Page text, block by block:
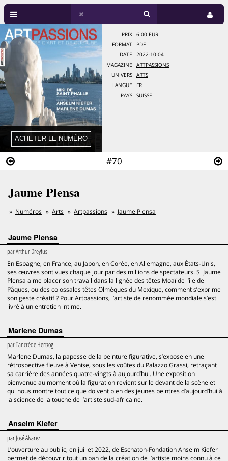
#70
PRIX
6.00 EUR
FORMAT
PDF
DATE
2022-10-04
MAGAZINE
ARTPASSIONS
UNIVERS
ARTS
LANGUE
FR
PAYS
SUISSE
Jaume Plensa
Numéros Arts Artpassions Jaume Plensa
Jaume Plensa
parArthur Dreyfus
En Espagne, en France, au Japon, en Corée, en Allemagne, aux États-Unis,
ses œuvres sont vues chaque jour par des millions de spectateurs. Si Jaume
Plensa aime placer son travail dans la lignée des têtes Moaï de l’île de
Pâques, ou des colossales têtes Olmèques du Mexique, comment s’exprime
son geste créatif ? Pour Artpassions, l’artiste de renommée mondiale s’est
livré à un entretien intime.
Marlene Dumas
parTancrède Hertzog
Marlene Dumas, la papesse de la peinture figurative, s’expose en une
rétrospective fleuve à Venise, sous les voûtes du Palazzo Grassi, retraçant
sa carrière des années quatre-vingts à aujourd’hui. Une exposition
bienvenue au moment où la figuration revient sur le devant de la scène et
qui nous montre tout ce que doivent bien des jeunes peintres d’aujourd’hui à
la science de la touche de l’artiste sud-africaine.
Anselm Kiefer
parJosé Alvarez
L’ouverture au public, en juillet 2022, de Eschaton-Fondation Anselm Kiefer
permet de découvrir tout un pan de la création de l’artiste moins connu à ce